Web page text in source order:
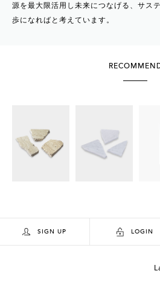
源を最大限活用し未来につなげる、サス
歩になればと考えています。
SIGN UP LOGIN